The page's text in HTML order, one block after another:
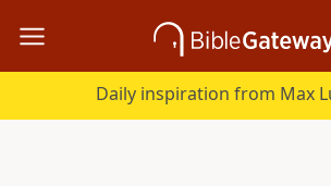
Daily inspiration from Max